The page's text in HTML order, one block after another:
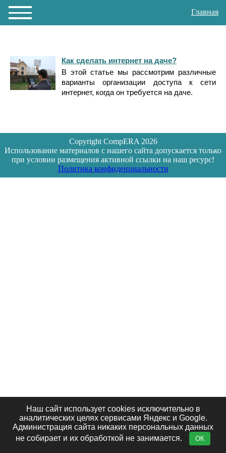
Главная
Как сделать интернет на даче?
В этой статье мы рассмотрим различные
варианты организации доступа к сети
интернет, когда он требуется на даче.
Copyright CompERA 2026
Использование материалов с нашего сайта допускается только
при условии размещения активной ссылки на наш ресурс!
Политика конфиденциальности
Наш сайт использует cookies исключительно в
аналитических целях сервисами Яндекс и Google.
Администрация сайта никаких персональных данных
не собирает и их обработкой не занимается.
ОК